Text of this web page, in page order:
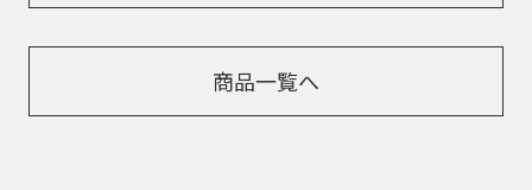
商品一覧へ